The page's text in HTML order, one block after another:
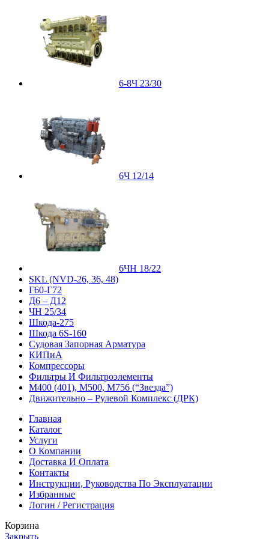
6-8Ч 23/30
6Ч 12/14
6ЧН 18/22
SKL (NVD-26, 36, 48)
Г60-Г72
Д6 – Д12
ЧН 25/34
Шкода-275
Шкода 6S-160
Судовая Запорная Арматура
КИПиА
Компрессоры
Фильтры И Фильтроэлементы
М400 (401), М500, М756 (“Звезда”)
Движительно – Рулевой Комплекс (ДРК)
Главная
Каталог
Услуги
О Компании
Доставка И Оплата
Контакты
Инструкции, Руководства По Эксплуатации
Избранные
Логин / Регистрация
Корзина
Закрыть